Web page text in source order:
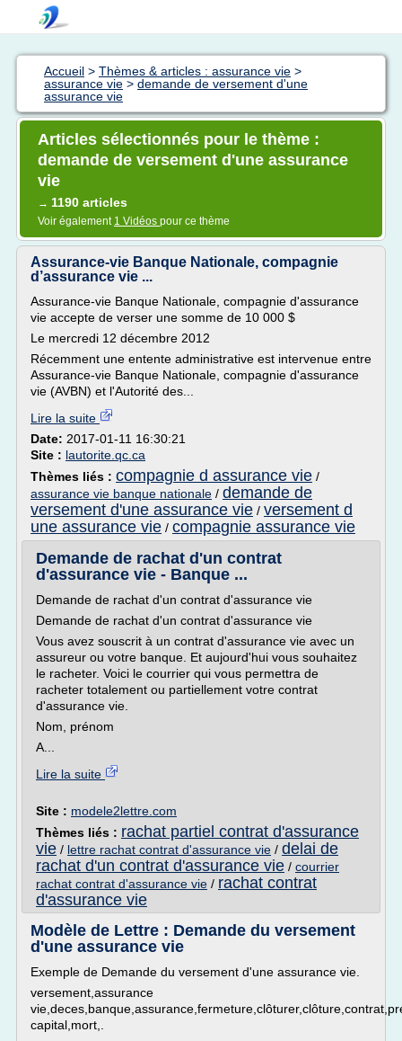
Accueil > Thèmes & articles : assurance vie >
assurance vie > demande de versement d'une
assurance vie
Articles sélectionnés pour le thème :
demande de versement d'une assurance
vie
→ 1190 articles
Voir également 1 Vidéos pour ce thème
Assurance-vie Banque Nationale, compagnie
d’assurance vie ...
Assurance-vie Banque Nationale, compagnie d'assurance
vie accepte de verser une somme de 10 000 $
Le mercredi 12 décembre 2012
Récemment une entente administrative est intervenue entre
Assurance-vie Banque Nationale, compagnie d'assurance
vie (AVBN) et l'Autorité des...
Lire la suite
Date: 2017-01-11 16:30:21
Site : lautorite.qc.ca
Thèmes liés : compagnie d assurance vie /
assurance vie banque nationale / demande de
versement d'une assurance vie / versement d
une assurance vie / compagnie assurance vie
Demande de rachat d'un contrat
d'assurance vie - Banque ...
Demande de rachat d'un contrat d'assurance vie
Demande de rachat d'un contrat d'assurance vie
Vous avez souscrit à un contrat d'assurance vie avec un
assureur ou votre banque. Et aujourd'hui vous souhaitez
le racheter. Voici le courrier qui vous permettra de
racheter totalement ou partiellement votre contrat
d'assurance vie.
Nom, prénom
A...
Lire la suite
Site : modele2lettre.com
Thèmes liés : rachat partiel contrat d'assurance
vie / lettre rachat contrat d'assurance vie / delai de
rachat d'un contrat d'assurance vie / courrier
rachat contrat d'assurance vie / rachat contrat
d'assurance vie
Modèle de Lettre : Demande du versement
d'une assurance vie
Exemple de Demande du versement d'une assurance vie.
versement,assurance
capital,mort,.